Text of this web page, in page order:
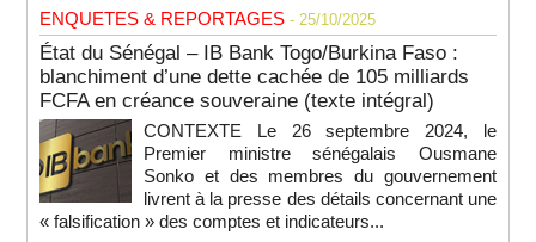
ENQUETES & REPORTAGES - 25/10/2025
État du Sénégal – IB Bank Togo/Burkina Faso :
blanchiment d’une dette cachée de 105 milliards
FCFA en créance souveraine (texte intégral)
CONTEXTE Le 26 septembre 2024, le
Premier ministre sénégalais Ousmane
Sonko et des membres du gouvernement
livrent à la presse des détails concernant une
« falsification » des comptes et indicateurs...